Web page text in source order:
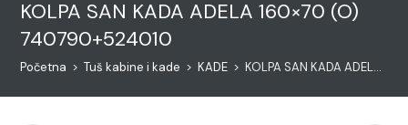
KOLPA SAN KADA ADELA 160×70 (O)
740790+524010
Početna > Tuš kabine i kade > KADE > KOLPA SAN KADA ADELA 160×70 (O) 740790+524010